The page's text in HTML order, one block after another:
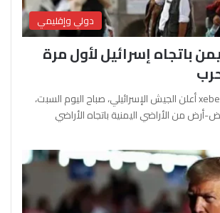
دولي وإقليمي
باتجاه إسرائيل لأول مرة
آفرين علو ـ xeber24.net أعلن الجيش الإسرائيلي، صباح اليوم السبت،
أرض من الأراضي اليمنية باتجاه الأراضي